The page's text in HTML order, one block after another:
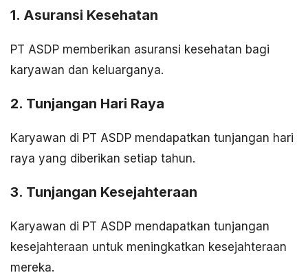
1. Asuransi Kesehatan
PT ASDP memberikan asuransi kesehatan bagi
karyawan dan keluarganya.
2. Tunjangan Hari Raya
Karyawan di PT ASDP mendapatkan tunjangan hari
raya yang diberikan setiap tahun.
3. Tunjangan Kesejahteraan
Karyawan di PT ASDP mendapatkan tunjangan
kesejahteraan untuk meningkatkan kesejahteraan
mereka.